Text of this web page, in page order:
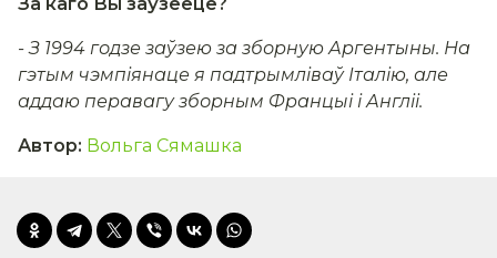
За каго Вы заўзееце?
- З 1994 годзе заўзею за зборную Аргентыны. На
гэтым чэмпіянаце я падтрымліваў Італію, але
аддаю перавагу зборным Францыі і Англіі.
Автор: Вольга Сямашка